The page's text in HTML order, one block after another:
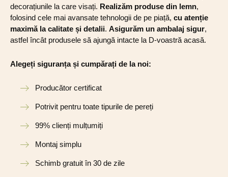
decorațiunile la care visați. Realizăm produse din lemn,
folosind cele mai avansate tehnologii de pe piață, cu atenție
maximă la calitate și detalii. Asigurăm un ambalaj sigur,
astfel încât produsele să ajungă intacte la D-voastră acasă.
Alegeți siguranța și cumpărați de la noi:
Producător certificat
Potrivit pentru toate tipurile de pereți
99% clienți mulțumiți
Montaj simplu
Schimb gratuit în 30 de zile